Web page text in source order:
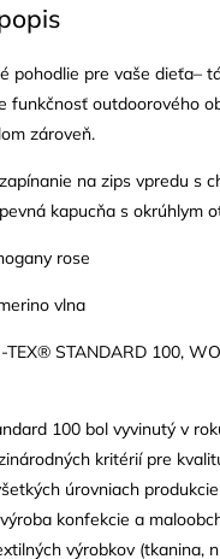
pohodlie pre vaše dieťa–
funkčnosť outdoorového
zároveň.
na zips vpredu s
kapucňa s okrúhlym
rose
vlna
TEX® STANDARD 100,
100 bol vyvinutý v
kritérií pre
úrovniach
konfekcie a
výrobkov (tkanina,